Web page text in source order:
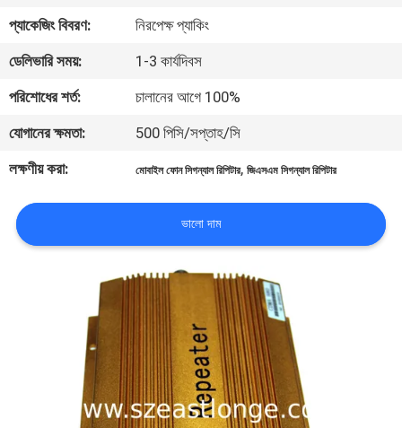
মান
নিয়ন্ত্রণ
যোগাযোগ
করুন
খবর
প্যাকেজিং বিবরণ:
নিরপেক্ষ প্যাকিং
ডেলিভারি সময়:
1-3 কার্যদিবস
পরিশোধের শর্ত:
চালানের আগে 100%
যোগানের ক্ষমতা:
500 পিসি/সপ্তাহ/সি
লক্ষণীয় করা:
মোবাইল ফোন সিগন্যাল রিপিটার,জিএসএম সিগন্যাল রিপিটার
ভালো দাম